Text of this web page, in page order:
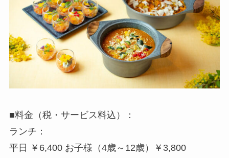
■料金（税・サービス料込）：
ランチ：
平日 ￥6,400 お子様（4歳～12歳）￥3,800